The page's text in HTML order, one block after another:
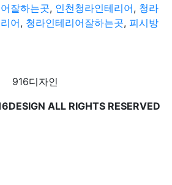
잘하는곳, 인천청라인테리어, 청라
어, 청라인테리어잘하는곳, 피시방
916디자인
ALL RIGHTS RESERVED